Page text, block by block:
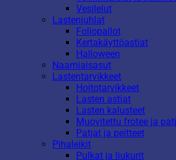
Vesilelut
Lastenjuhlat
Foliopallot
Kertakäyttöastiat
Halloween
Naamiaisasut
Lastentarvikkeet
Hoitotarvikkeet
Lasten astiat
Lasten kalusteet
Muovitettu frotee ja
Patjat ja peitteet
Pihaleikit
Pulkat ja liukurit